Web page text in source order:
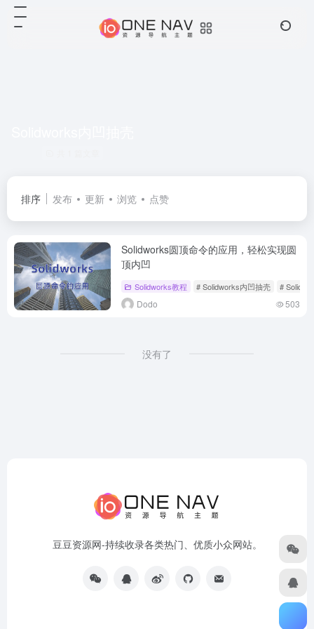
排序 发布 更新 浏览 点赞
Solidworks圆顶命令的应用，轻松实现圆
顶内凹
Solidworks教程 # Solidworks内凹抽壳 #
Dodo 503
没有了
豆豆资源网-持续收录各类热门、优质小众网站。